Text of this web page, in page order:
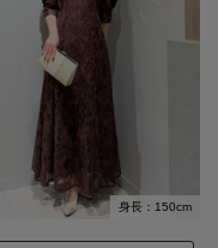
身長：150cm